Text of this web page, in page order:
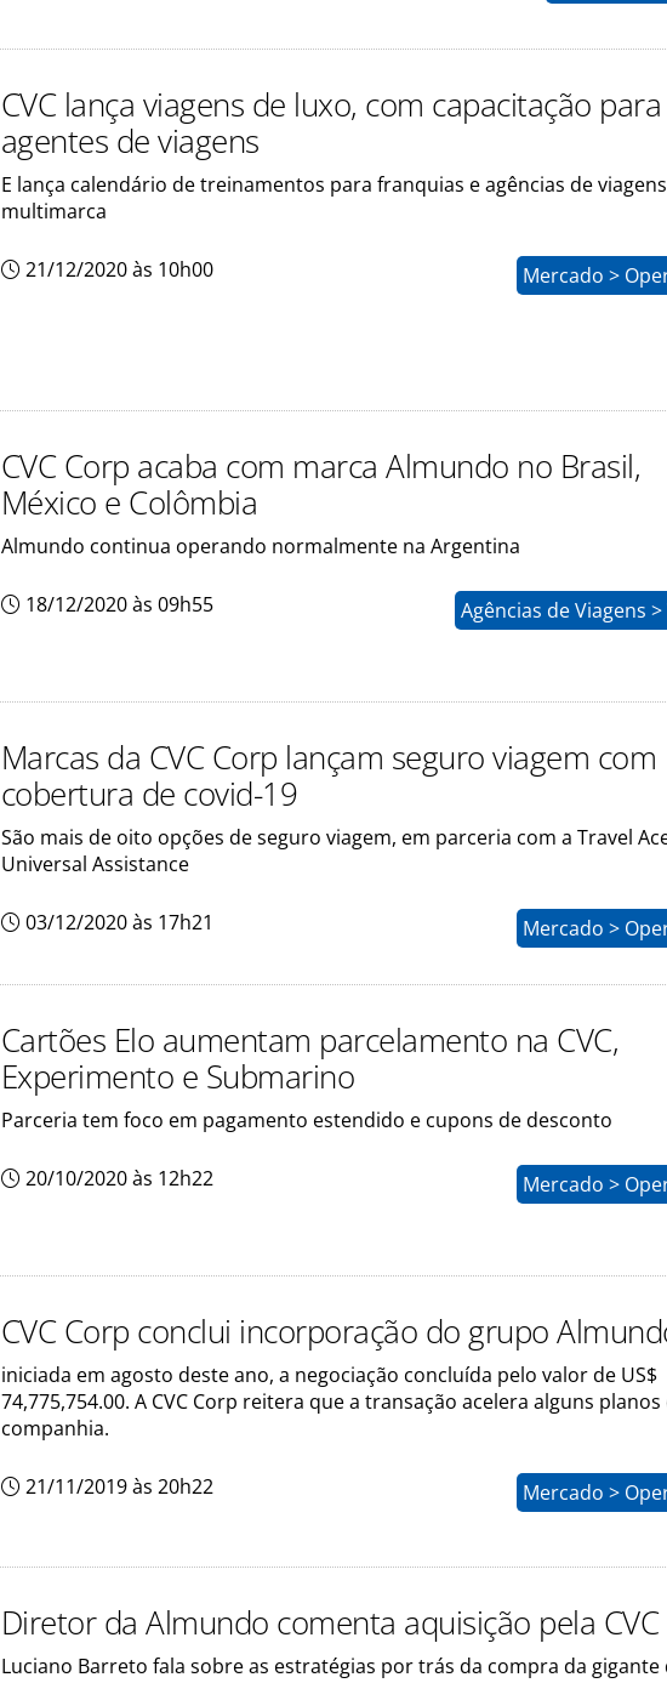
CVC lança viagens de luxo, com capacitação para
agentes de viagens
E lança calendário de treinamentos para franquias e agências de viagens
multimarca
21/12/2020 às 10h00 Mercado >
CVC Corp acaba com marca Almundo no Brasil,
México e Colômbia
Almundo continua operando normalmente na Argentina
18/12/2020 às 09h55 Agências de Viagens
Marcas da CVC Corp lançam seguro viagem com
cobertura de covid-19
São mais de oito opções de seguro viagem, em parceria com a Travel
Universal Assistance
03/12/2020 às 17h21 Mercado >
Cartões Elo aumentam parcelamento na CVC,
Experimento e Submarino
Parceria tem foco em pagamento estendido e cupons de desconto
20/10/2020 às 12h22 Mercado >
CVC Corp conclui incorporação do grupo
iniciada em agosto deste ano, a negociação concluída pelo valor de US$
74,775,754.00. A CVC Corp reitera que a transação acelera alguns planos
companhia.
21/11/2019 às 20h22 Mercado >
Diretor da Almundo comenta aquisição pela
Luciano Barreto fala sobre as estratégias por trás da compra da gigante